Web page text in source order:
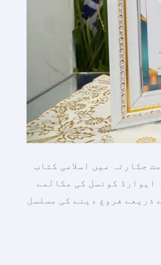
جکارتہ میں اسلامی کتاب
یہ ایوارڈ کونسل کی مکالمے
ذریعے فروغ دینے کی مسلسل